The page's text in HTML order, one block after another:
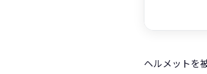
ヘルメットを